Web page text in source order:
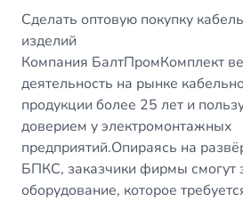
Сделать оптовую покупку
изделий
Компания БалтПромКомплект
деятельность на рынке
продукции более 25 лет и
доверием у электромонтажных
предприятий.Опираясь на
БПКС, заказчики фирмы смогут
оборудование, которое